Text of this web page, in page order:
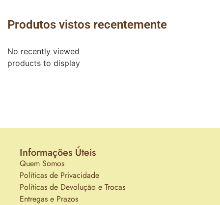
Produtos vistos recentemente
No recently viewed
products to display
Informações Úteis
Quem Somos
Políticas de Privacidade
Políticas de Devolução e Trocas
Entregas e Prazos